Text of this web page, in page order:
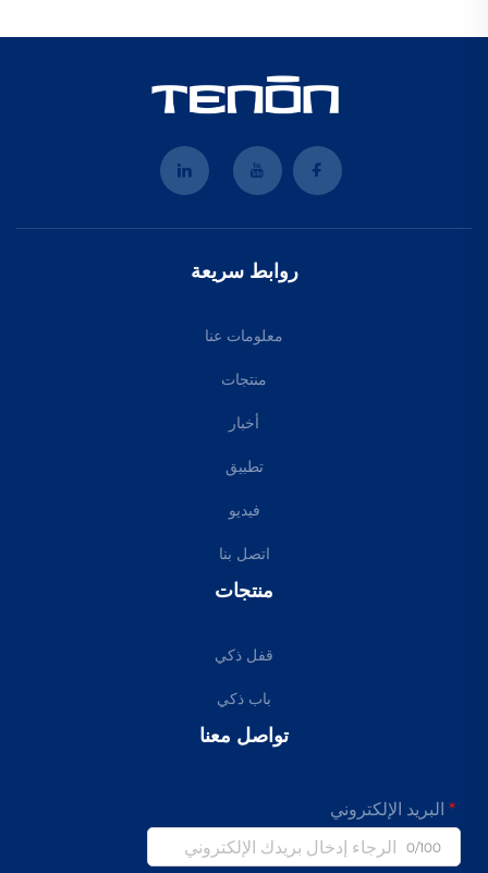
روابط سريعة
معلومات عنا
منتجات
أخبار
تطبيق
فيديو
اتصل بنا
منتجات
قفل ذكي
باب ذكي
تواصل معنا
البريد الإلكتروني
0/100